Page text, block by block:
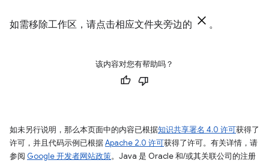
如需移除工作区，请点击相应文件夹旁边的 。
该内容对您有帮助吗？
如未另行说明，那么本页面中的内容已根据知识共享署名 4.0 许可获得了
许可，并且代码示例已根据Apache 2.0 许可获得了许可。有关详情，请
参阅 Google 开发者网站政策。Java 是 Oracle 和/或其关联公司的注册